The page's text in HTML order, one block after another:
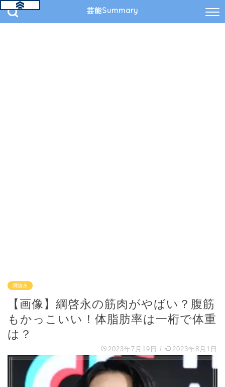
芸能Summary
綱啓永
【画像】綱啓永の筋肉がやばい？腹筋
もかっこいい！体脂肪率は一桁で体重
は？
2023年7月19日 / 2023年8月1日